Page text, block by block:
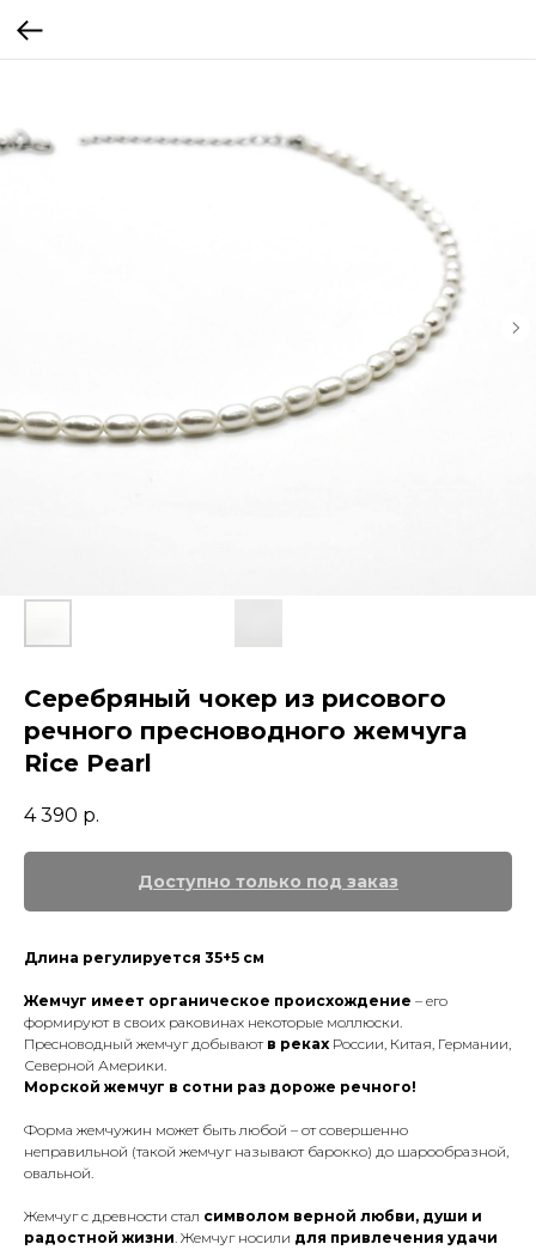
Серебряный чокер из рисового
речного пресноводного жемчуга
Rice Pearl
4 390 р.
Длина регулируется 35+5 см
Жемчуг имеет органическое происхождение – его
формируют в своих раковинах некоторые моллюски.
Пресноводный жемчуг добывают в реках России, Китая, Германии,
Северной Америки.
Морской жемчуг в сотни раз дороже речного!
Форма жемчужин может быть любой – от совершенно
неправильной (такой жемчуг называют барокко) до шарообразной,
овальной.
Жемчуг с древности стал символом верной любви, души и
радостной жизни. Жемчуг носили для привлечения удачи